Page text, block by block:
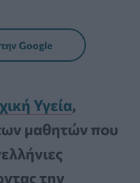
Google
Υγεία,
μαθητών που
την